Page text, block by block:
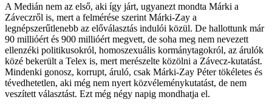
A Medián nem az első, aki így járt, ugyanezt mondta Márki a
Záveczről is, mert a felmérése szerint Márki-Zay a
legnépszerűtlenebb az előválasztás indulói közül. De hallottunk már
90 millióért és 900 millióért megvett, de soha meg nem nevezett
ellenzéki politikusokról, homoszexuális kormánytagokról, az árulók
közé bekerült a Telex is, mert merészelte közölni a Závecz-kutatást.
Mindenki gonosz, korrupt, áruló, csak Márki-Zay Péter tökéletes és
tévedhetetlen, aki még nem nyert közvéleménykutatást, de nem
veszített választást. Ezt még négy napig mondhatja el.